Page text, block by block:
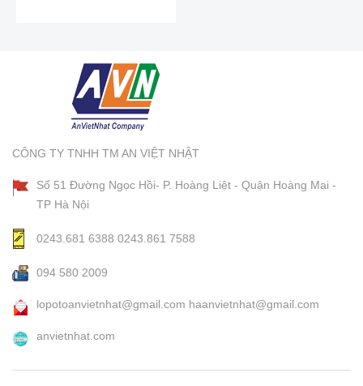
CÔNG TY TNHH TM AN VIỆT NHẬT
Số 51 Đường Ngọc Hồi- P. Hoàng Liệt - Quận Hoàng Mai -
TP Hà Nội
0243.681 6388 0243.861 7588
094 580 2009
lopotoanvietnhat@gmail.com haanvietnhat@gmail.com
anvietnhat.com